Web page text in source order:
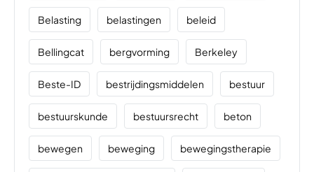
Belasting belastingen beleid
Bellingcat bergvorming Berkeley
Beste-ID bestrijdingsmiddelen bestuur
bestuurskunde bestuursrecht beton
bewegen beweging bewegingstherapie